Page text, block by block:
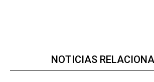
NOTICIAS